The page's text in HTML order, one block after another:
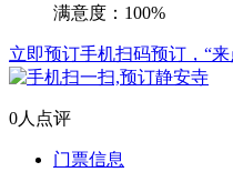
满意度：100%
立即预订手机扫码预订，“来
0人点评
门票信息